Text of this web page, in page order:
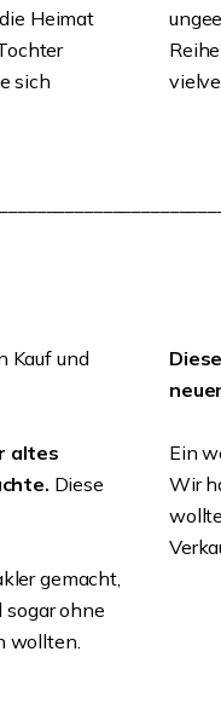
Heimat
sich
Kauf und
altes
Diese
gemacht,
sogar ohne
wollten.
Ein
Wir